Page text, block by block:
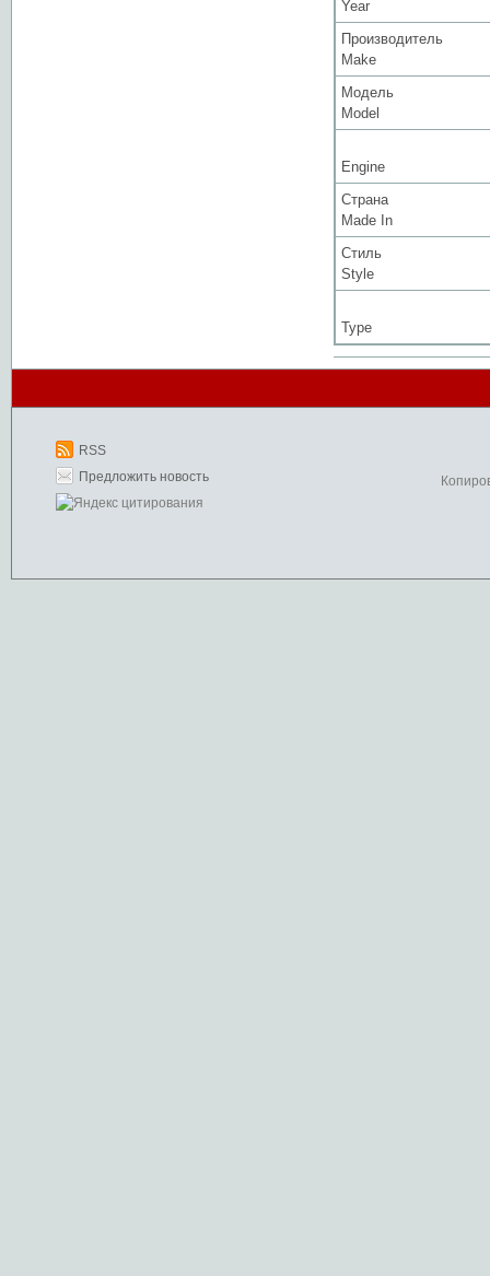
Year
Производитель
Make
Модель
Model
Engine
Страна
Made In
Стиль
Style
Type
RSS
Предложить новость